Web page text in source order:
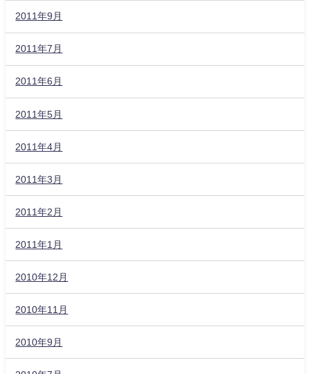
2011年9月
2011年7月
2011年6月
2011年5月
2011年4月
2011年3月
2011年2月
2011年1月
2010年12月
2010年11月
2010年9月